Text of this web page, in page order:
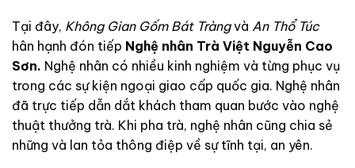
Tại đây, Không Gian Gốm Bát Tràngvà An Thổ Túc
hân hạnh đón tiếp Nghệ nhân Trà Việt Nguyễn Cao
Sơn. Nghệ nhân có nhiều kinh nghiệm và từng phục vụ
trong các sự kiện ngoại giao cấp quốc gia. Nghệ nhân
đã trực tiếp dẫn dắt khách tham quan bước vào nghệ
thuật thưởng trà. Khi pha trà, nghệ nhân cũng chia sẻ
những và lan tỏa thông điệp về sự tĩnh tại, an yên.